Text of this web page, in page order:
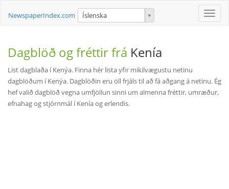
Toggle
NewspaperIndex.com Íslenska
Dagblöð og fréttir frá Kenía
List dagblaða í Kenýa. Finna hér lista yfir mikilvægustu netinu
dagblöðum í Kenýa. Dagblöðin eru öll frjáls til að fá aðgang á netinu. Ég
hef valið dagblöð vegna umfjöllun sinni um almenna fréttir, umræður,
efnahag og stjórnmál í Kenía og erlendis.